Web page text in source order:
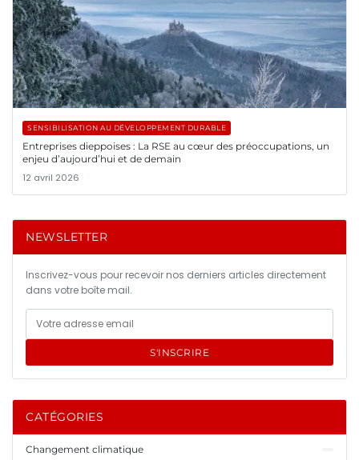
SENSIBILISATION AU DÉVELOPPEMENT DURABLE
Entreprises dieppoises : La RSE au cœur des préoccupations, un
enjeu d’aujourd’hui et de demain
12 avril 2026
NEWSLETTER
Inscrivez-vous pour recevoir nos derniers articles directement
dans votre boîte mail.
S'INSCRIRE
CATÉGORIES
Changement climatique